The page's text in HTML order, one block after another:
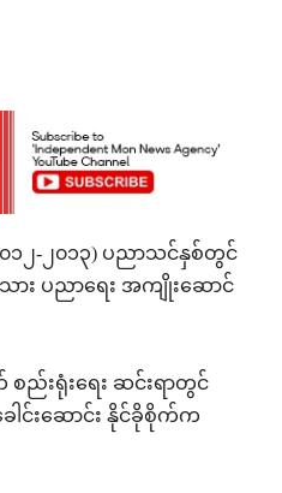
၁၂-၂၀၁၃) ပညာသင်နှစ်တွင်
း ပညာရေး အကျိုးဆောင်
းရုံးရေး ဆင်းရာတွင်
င်းဆောင်း နိုင်ခိုစိုက်က